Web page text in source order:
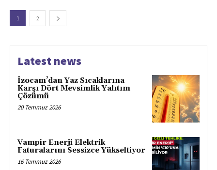
1 2
Latest news
İzocam’dan Yaz Sıcaklarına
Karşı Dört Mevsimlik Yalıtım
Çözümü
20 Temmuz 2026
Vampir Enerji Elektrik
Faturalarını Sessizce Yükseltiyor
16 Temmuz 2026